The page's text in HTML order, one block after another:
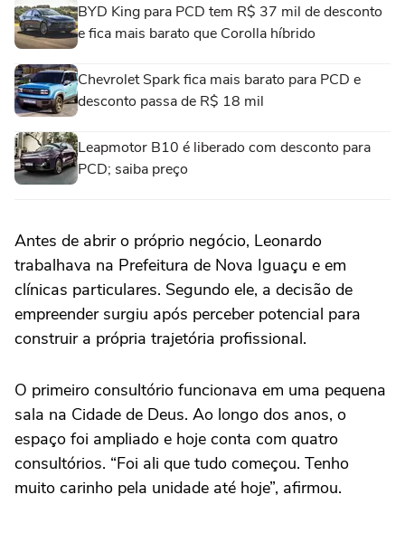
BYD King para PCD tem R$ 37 mil de desconto
e fica mais barato que Corolla híbrido
Chevrolet Spark fica mais barato para PCD e
desconto passa de R$ 18 mil
Leapmotor B10 é liberado com desconto para
PCD; saiba preço
Antes de abrir o próprio negócio, Leonardo
trabalhava na Prefeitura de Nova Iguaçu e em
clínicas particulares. Segundo ele, a decisão de
empreender surgiu após perceber potencial para
construir a própria trajetória profissional.
O primeiro consultório funcionava em uma pequena
sala na Cidade de Deus. Ao longo dos anos, o
espaço foi ampliado e hoje conta com quatro
consultórios. “Foi ali que tudo começou. Tenho
muito carinho pela unidade até hoje”, afirmou.